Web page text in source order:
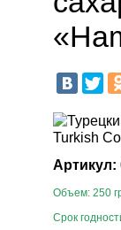
Артикул:
Объем: 250
Срок